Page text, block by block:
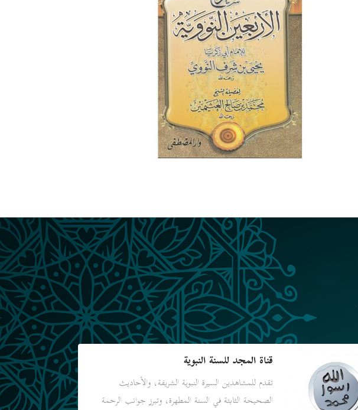
قناة المجد للسنة النبوية
تقدم للمشاهدين السيرة النبوية الشريفة، والأحاديث
الصحيحة الثابتة في السنة المطهرة، وتبرز جوانب الرحمة